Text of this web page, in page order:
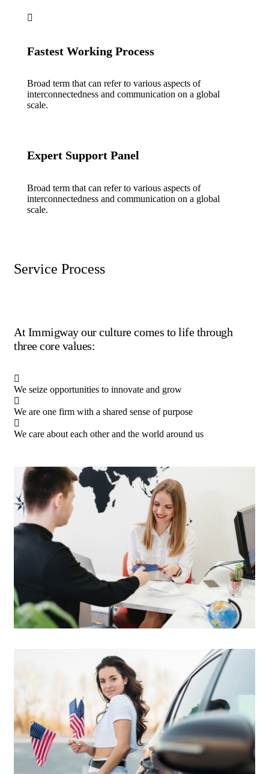
Fastest Working Process
Broad term that can refer to various aspects of
interconnectedness and communication on a global
scale.
Expert Support Panel
Broad term that can refer to various aspects of
interconnectedness and communication on a global
scale.
Service Process
At Immigway our culture comes to life through
three core values:
We seize opportunities to innovate and grow
We are one firm with a shared sense of purpose
We care about each other and the world around us